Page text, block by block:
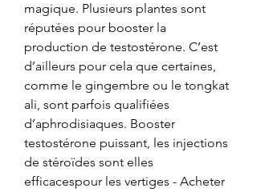
magique. Plusieurs plantes sont
réputées pour booster la
production de testostérone. C’est
d’ailleurs pour cela que certaines,
comme le gingembre ou le tongkat
ali, sont parfois qualifiées
d’aphrodisiaques. Booster
testostérone puissant, les injections
de stéroïdes sont elles
efficacespour les vertiges - Acheter